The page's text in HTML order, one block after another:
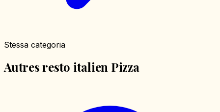
Stessa categoria
Autres resto italien Pizza